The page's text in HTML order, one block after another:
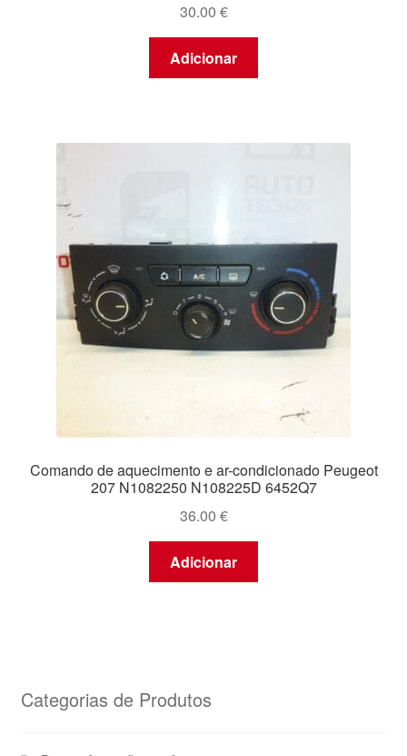
30.00 €
Adicionar
Comando de aquecimento e ar-condicionado Peugeot
207 N1082250 N108225D 6452Q7
36.00 €
Adicionar
Categorias de Produtos